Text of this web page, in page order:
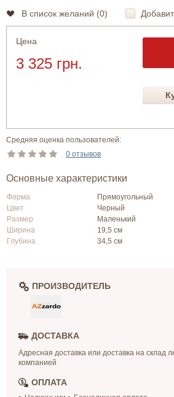
В список желаний (0)
Цена
3 325 грн.
Средняя оценка пользователей:
0 отзывов
Основные характеристики
Форма
Прямоугольный
Цвет
Черный
Размер
Маленький
Ширина
19,5 см
Глубина
34,5 см
ПРОИЗВОДИТЕЛЬ
ДОСТАВКА
Адресная доставка или доставка на склад
компанией
ОПЛАТА